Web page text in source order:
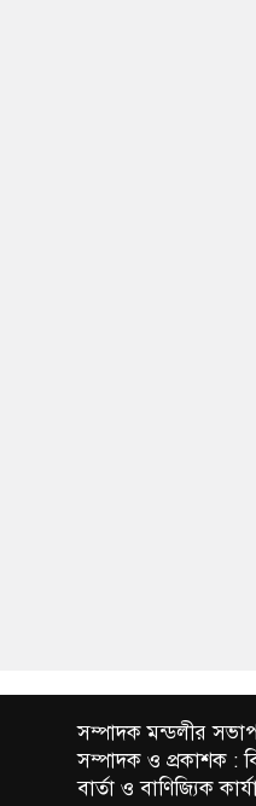
সম্পাদক মন্ডলীর
সম্পাদক ও প্রকাশক :
বার্তা ও বাণিজ্যিক